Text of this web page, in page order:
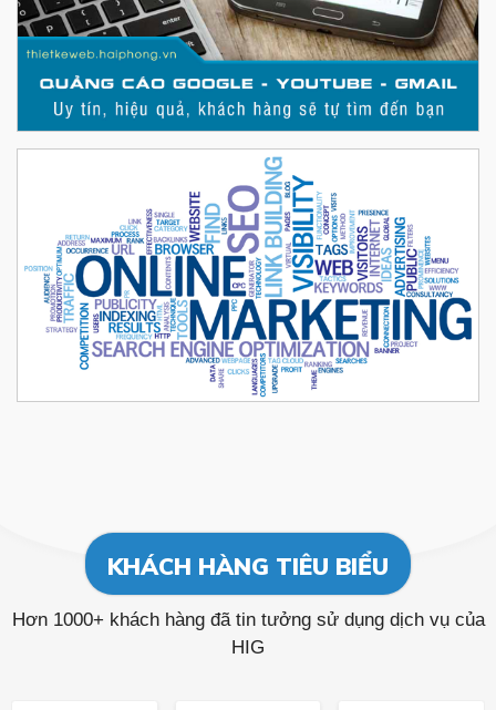
KHÁCH HÀNG TIÊU BIỂU
Hơn 1000+ khách hàng đã tin tưởng sử dụng dịch vụ của
HIG